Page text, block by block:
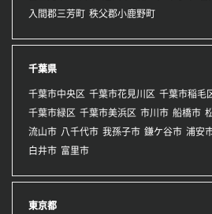
入間郡三芳町 秩父郡小鹿野町
千葉県
千葉市中央区 千葉市花見川区 千葉市稲毛
千葉市緑区 千葉市美浜区 市川市 船橋市
流山市 八千代市 我孫子市 鎌ケ谷市 浦安
白井市 富里市
東京都